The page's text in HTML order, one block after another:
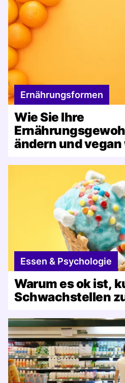
Ernährungsformen
Wie Sie Ihre
ändern und vegan
Essen & Psychologie
Warum es ok ist,
Schwachstellen